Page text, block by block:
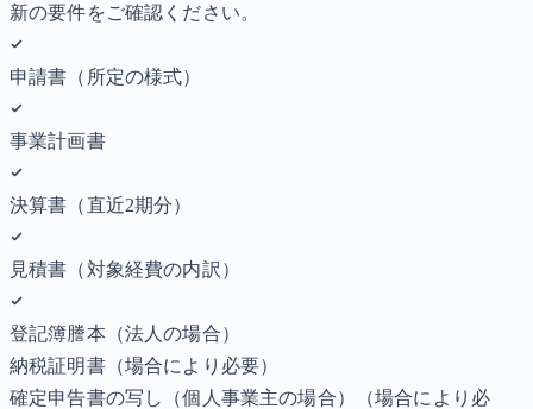
新の要件をご確認ください。
申請書（所定の様式）
事業計画書
決算書（直近2期分）
見積書（対象経費の内訳）
登記簿謄本（法人の場合）
納税証明書（場合により必要）
確定申告書の写し（個人事業主の場合）
（場合により必